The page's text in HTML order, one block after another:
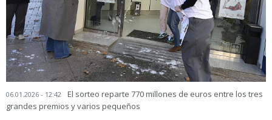
06.01.2026 - 12:42
El sorteo reparte 770 millones de euros entre los tres
grandes premios y varios pequeños